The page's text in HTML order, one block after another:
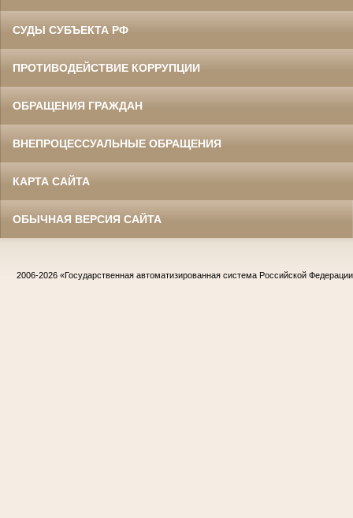
СУДЫ СУБЪЕКТА РФ
ПРОТИВОДЕЙСТВИЕ КОРРУПЦИИ
ОБРАЩЕНИЯ ГРАЖДАН
ВНЕПРОЦЕССУАЛЬНЫЕ ОБРАЩЕНИЯ
КАРТА САЙТА
ОБЫЧНАЯ ВЕРСИЯ САЙТА
2006-2026 «Государственная автоматизированная система Российской